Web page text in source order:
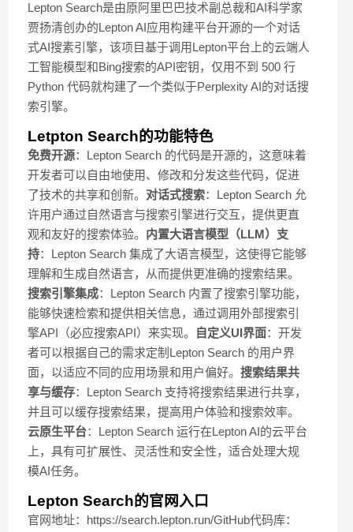
Lepton Search是由原阿里巴巴技术副总裁和AI科学家
贾扬清创办的Lepton AI应用构建平台开源的一个对话
式AI搜素引擎，该项目基于调用Lepton平台上的云端人
工智能模型和Bing搜索的API密钥，仅用不到 500 行
Python 代码就构建了一个类似于Perplexity AI的对话搜
索引擎。
Letpton Search的功能特色
免费开源：Lepton Search 的代码是开源的，这意味着
开发者可以自由地使用、修改和分发这些代码，促进
了技术的共享和创新。 对话式搜索：Lepton Search 允
许用户通过自然语言与搜索引擎进行交互，提供更直
观和友好的搜索体验。 内置大语言模型（LLM）支
持：Lepton Search 集成了大语言模型，这使得它能够
理解和生成自然语言，从而提供更准确的搜索结果。
搜索引擎集成：Lepton Search 内置了搜索引擎功能，
能够快速检索和提供相关信息，通过调用外部搜索引
擎API（必应搜索API）来实现。
自定义UI界面：开发
者可以根据自己的需求定制Lepton Search 的用户界
面，以适应不同的应用场景和用户偏好。 搜索结果共
享与缓存：Lepton Search 支持将搜索结果进行共享，
并且可以缓存搜索结果，提高用户体验和搜索效率。
云原生平台：Lepton Search 运行在Lepton AI的云平台
上，具有可扩展性、灵活性和安全性，适合处理大规
模AI任务。
Lepton Search的官网入口
官网地址：https://search.lepton.run/GitHub代码库：